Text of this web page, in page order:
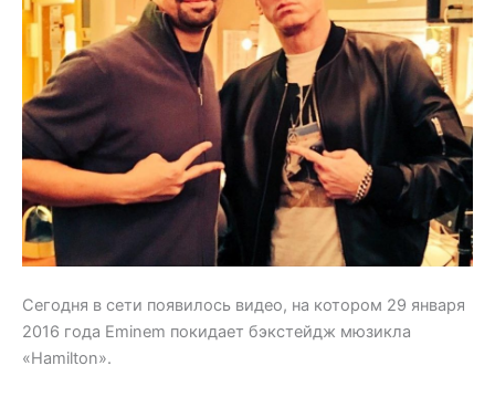
Сегодня в сети появилось видео, на котором 29 января
2016 года Eminem покидает бэкстейдж мюзикла
«Hamilton».